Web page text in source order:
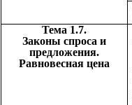
Тема 1.7.
Законы спроса и
предложения.
Равновесная цена